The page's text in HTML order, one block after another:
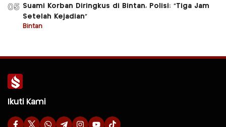
05 Suami Korban Diringkus di Bintan, Polisi: “Tiga Jam
Setelah Kejadian”
Bintan
Ikuti Kami